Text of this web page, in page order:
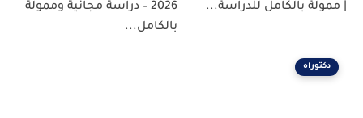
| ممولة بالكامل للدراسة...
2026 – دراسة مجانية وممولة
بالكامل...
دكتوراه